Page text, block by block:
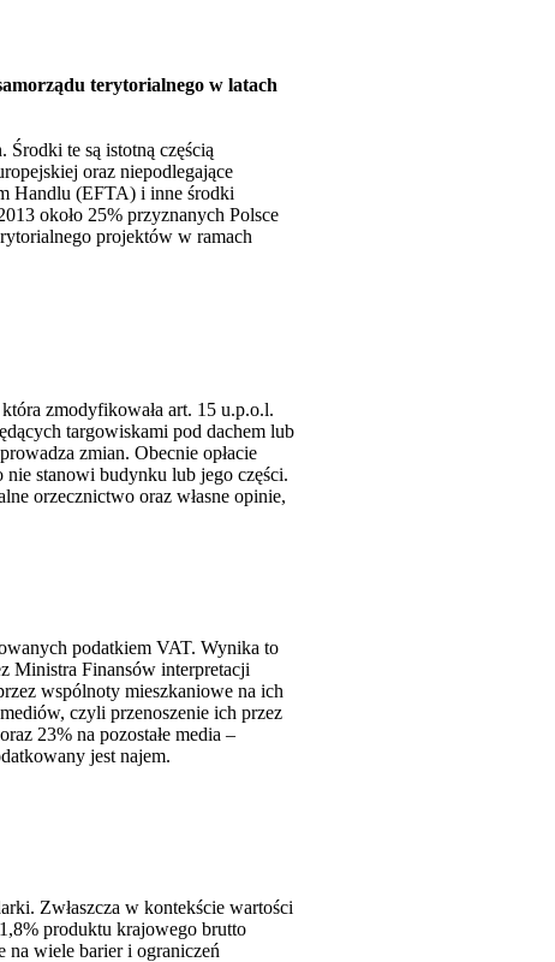
terytorialnego w latach
te są istotną częścią
oraz niepodlegające
Handlu (EFTA) i inne środki
około 25% przyznanych Polsce
projektów w ramach
zmodyfikowała art. 15 u.p.o.l.
targowiskami pod dachem lub
zmian. Obecnie opłacie
stanowi budynku lub jego części.
orzecznictwo oraz własne opinie,
podatkiem VAT. Wynika to
Ministra Finansów interpretacji
wspólnoty mieszkaniowe na ich
czyli przenoszenie ich przez
23% na pozostałe media –
jest najem.
Zwłaszcza w kontekście wartości
produktu krajowego brutto
wiele barier i ograniczeń